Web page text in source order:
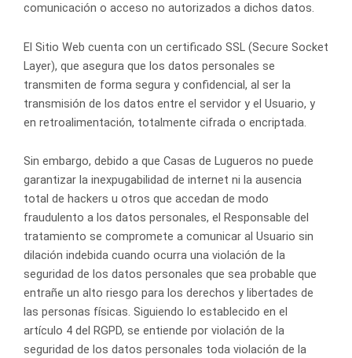
comunicación o acceso no autorizados a dichos datos.
El Sitio Web cuenta con un certificado SSL (Secure Socket
Layer), que asegura que los datos personales se
transmiten de forma segura y confidencial, al ser la
transmisión de los datos entre el servidor y el Usuario, y
en retroalimentación, totalmente cifrada o encriptada.
Sin embargo, debido a que Casas de Lugueros no puede
garantizar la inexpugabilidad de internet ni la ausencia
total de hackers u otros que accedan de modo
fraudulento a los datos personales, el Responsable del
tratamiento se compromete a comunicar al Usuario sin
dilación indebida cuando ocurra una violación de la
seguridad de los datos personales que sea probable que
entrañe un alto riesgo para los derechos y libertades de
las personas físicas. Siguiendo lo establecido en el
artículo 4 del RGPD, se entiende por violación de la
seguridad de los datos personales toda violación de la